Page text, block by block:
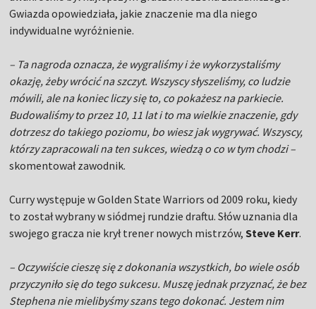
Gwiazda opowiedziała, jakie znaczenie ma dla niego
indywidualne wyróżnienie.
– Ta nagroda oznacza, że wygraliśmy i że wykorzystaliśmy
okazję, żeby wrócić na szczyt. Wszyscy słyszeliśmy, co ludzie
mówili, ale na koniec liczy się to, co pokażesz na parkiecie.
Budowaliśmy to przez 10, 11 lat i to ma wielkie znaczenie, gdy
dotrzesz do takiego poziomu, bo wiesz jak wygrywać. Wszyscy,
którzy zapracowali na ten sukces, wiedzą o co w tym chodzi –
skomentował zawodnik.
Curry występuje w Golden State Warriors od 2009 roku, kiedy
to został wybrany w siódmej rundzie draftu. Słów uznania dla
swojego gracza nie krył trener nowych mistrzów,Steve Kerr.
– Oczywiście cieszę się z dokonania wszystkich, bo wiele osób
przyczyniło się do tego sukcesu. Muszę jednak przyznać, że bez
Stephena nie mielibyśmy szans tego dokonać. Jestem nim